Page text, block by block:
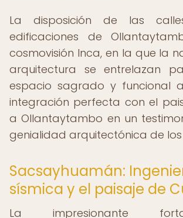
La disposición de las
edificaciones de
cosmovisión Inca, en la que la
arquitectura se entrelazan
espacio sagrado y funcional
integración perfecta con el
a Ollantaytambo en un
genialidad arquitectónica de los
Sacsayhuamán:
sísmica y el paisaje de
La impresionante